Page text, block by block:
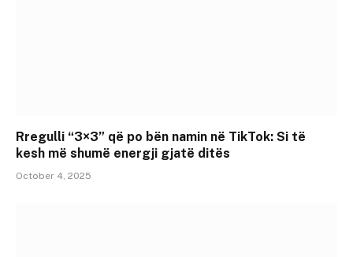
Rregulli “3×3” që po bën namin në TikTok: Si të
kesh më shumë energji gjatë ditës
October 4, 2025